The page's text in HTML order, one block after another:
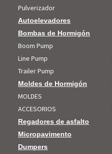
Pulverizador
Autoelevadores
Bombas de Hormigón
Boom Pump
Line Pump
Trailer Pump
Moldes de Hormigón
MOLDES
ACCESORIOS
Regadores de asfalto
Micropavimento
Dumpers